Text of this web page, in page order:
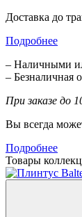
Доставка до
Подробнее
– Наличными
– Безналичная
При заказе до
Вы всегда
Подробнее
Товары